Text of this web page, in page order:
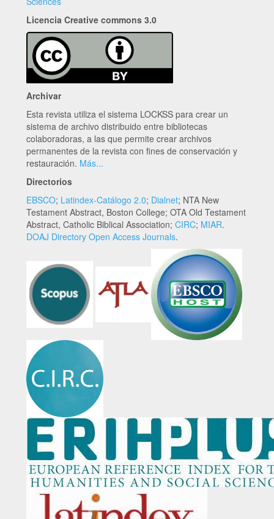
Licencia Creative commons 3.0
Archivar
Esta revista utiliza el sistema LOCKSS para crear un
sistema de archivo distribuido entre bibliotecas
colaboradoras, a las que permite crear archivos
permanentes de la revista con fines de conservación y
restauración. Más...
Directorios
EBSCO; Latindex-Catálogo 2.0; Dialnet; NTA New
Testament Abstract, Boston College; OTA Old Testament
Abstract, Catholic Biblical Association; CIRC; MIAR.
DOAJ Directory Open Access Journals.